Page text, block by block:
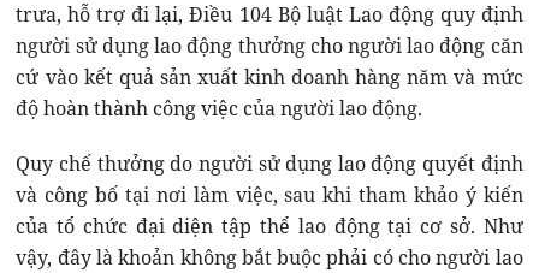
trưa, hỗ trợ đi lại, Điều 104 Bộ luật Lao động quy định
người sử dụng lao động thưởng cho người lao động căn
cứ vào kết quả sản xuất kinh doanh hàng năm và mức
độ hoàn thành công việc của người lao động.
Quy chế thưởng do người sử dụng lao động quyết định
và công bố tại nơi làm việc, sau khi tham khảo ý kiến
của tổ chức đại diện tập thể lao động tại cơ sở. Như
vậy, đây là khoản không bắt buộc phải có cho người lao